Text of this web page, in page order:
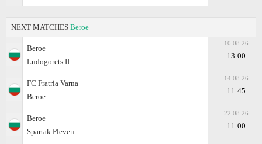
NEXT MATCHES Beroe
Beroe
Ludogorets II
10.08.26
13:00
FC Fratria Varna
Beroe
14.08.26
11:45
Beroe
Spartak Pleven
22.08.26
11:00